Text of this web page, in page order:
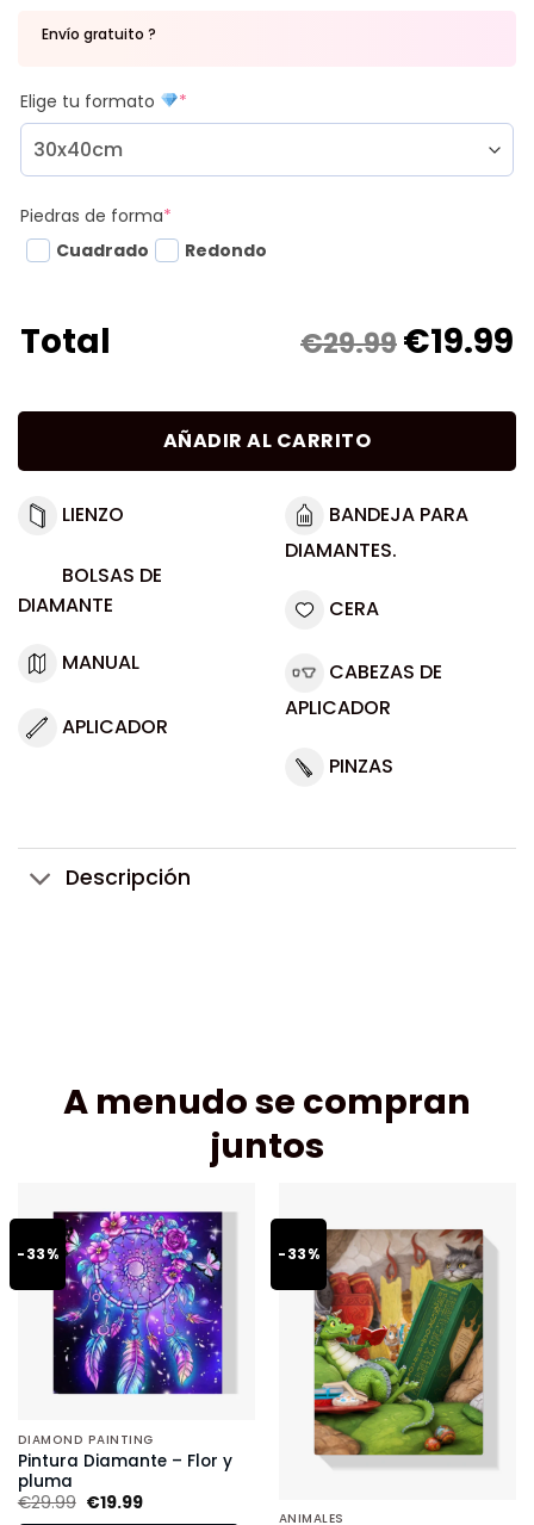
Envío gratuito ?
Elige tu formato *
Piedras de forma*
Cuadrado
Redondo
Total €29.99€19.99
AÑADIR AL CARRITO
LIENZO
BOLSAS DE
DIAMANTE
MANUAL
APLICADOR
BANDEJA PARA
DIAMANTES.
CERA
CABEZAS DE
APLICADOR
PINZAS
Descripción
A menudo se compran
juntos
-33%
DIAMOND PAINTING
Pintura Diamante – Flor y
pluma
€29.99 €19.99
-33%
ANIMALES